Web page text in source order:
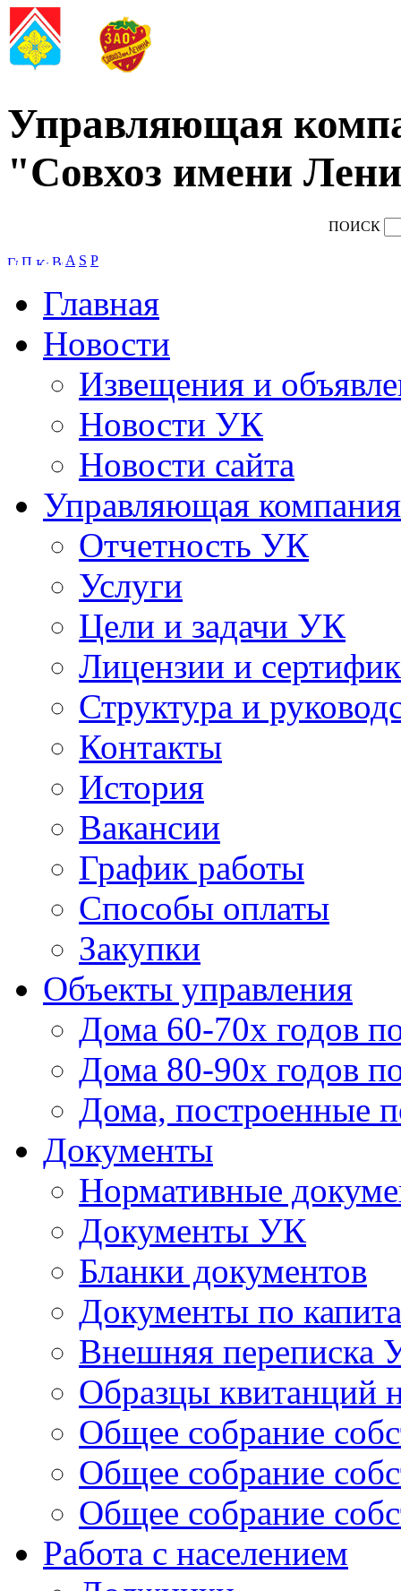
Управляющая
"Совхоз имени
ПОИСК
A S P
Главная
Новости
Извещения и
Новости УК
Новости сайта
Управляющая компания
Отчетность УК
Услуги
Цели и задачи УК
Лицензии и
Структура и
Контакты
История
Вакансии
График работы
Способы оплаты
Закупки
Объекты управления
Дома 60-70х годов
Дома 80-90х годов
Дома, построенные
Документы
Нормативные
Документы УК
Бланки документов
Документы по
Внешняя переписка
Образцы квитанций
Общее собрание
Общее собрание
Общее собрание
Работа с населением